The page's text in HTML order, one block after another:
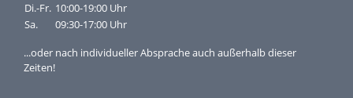
Di.-Fr. 10:00-19:00 Uhr
Sa.
09:30-17:00 Uhr
...oder nach individueller Absprache auch außerhalb dieser
Zeiten!